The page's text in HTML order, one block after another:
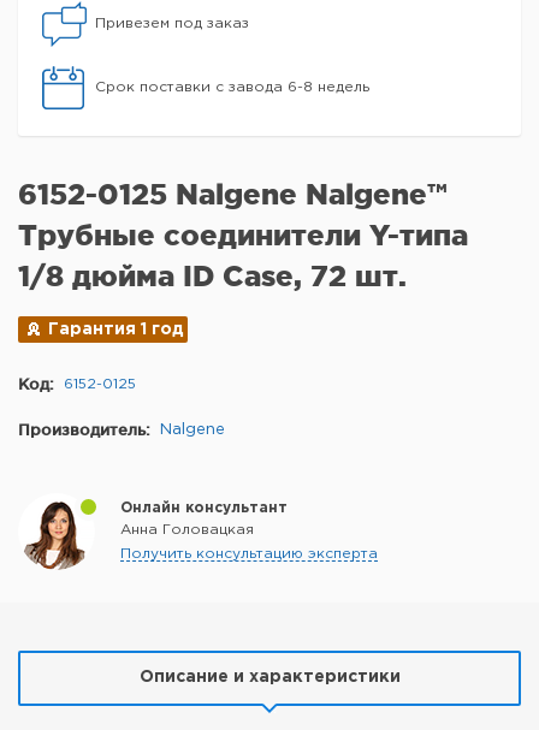
Привезем под заказ
Срок поставки с завода 6-8 недель
6152-0125 Nalgene Nalgene™
Трубные соединители Y-типа
1/8 дюйма ID Case, 72 шт.
Гарантия 1 год
Код: 6152-0125
Производитель: Nalgene
Онлайн консультант
Анна Головацкая
Получить консультацию эксперта
Описание и характеристики